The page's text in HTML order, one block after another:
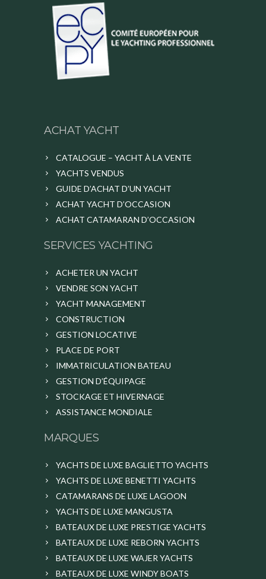
ACHAT YACHT
CATALOGUE – YACHT À LA VENTE
YACHTS VENDUS
GUIDE D’ACHAT D’UN YACHT
ACHAT YACHT D’OCCASION
ACHAT CATAMARAN D’OCCASION
SERVICES YACHTING
ACHETER UN YACHT
VENDRE SON YACHT
YACHT MANAGEMENT
CONSTRUCTION
GESTION LOCATIVE
PLACE DE PORT
IMMATRICULATION BATEAU
GESTION D’ÉQUIPAGE
STOCKAGE ET HIVERNAGE
ASSISTANCE MONDIALE
MARQUES
YACHTS DE LUXE BAGLIETTO YACHTS
YACHTS DE LUXE BENETTI YACHTS
CATAMARANS DE LUXE LAGOON
YACHTS DE LUXE MANGUSTA
BATEAUX DE LUXE PRESTIGE YACHTS
BATEAUX DE LUXE REBORN YACHTS
BATEAUX DE LUXE WAJER YACHTS
BATEAUX DE LUXE WINDY BOATS